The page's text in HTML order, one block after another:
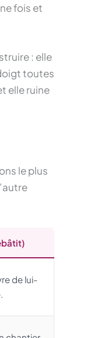
fois et
: elle
toutes
elle ruine
le plus
de lui-